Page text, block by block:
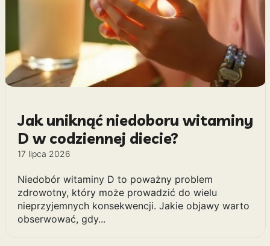
Jak uniknąć niedoboru witaminy
D w codziennej diecie?
17 lipca 2026
Niedobór witaminy D to poważny problem
zdrowotny, który może prowadzić do wielu
nieprzyjemnych konsekwencji. Jakie objawy warto
obserwować, gdy...